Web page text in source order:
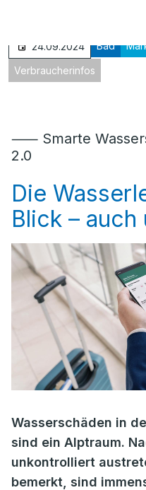
24.09.2024 Bad
Verbraucherinfos
⸺ Smarte
2.0
Die
Blick –
Wasserschäden in
sind ein Alptraum.
unkontrolliert
bemerkt, sind